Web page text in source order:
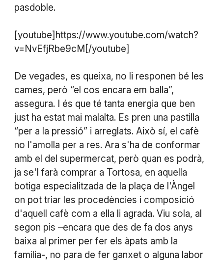
pasdoble.
[youtube]https://www.youtube.com/watch?
v=NvEfjRbe9cM[/youtube]
De vegades, es queixa, no li responen bé les
cames, però “el cos encara em balla”,
assegura. I és que té tanta energia que ben
just ha estat mai malalta. Es pren una pastilla
“per a la pressió” i arreglats. Això sí, el cafè
no l'amolla per a res. Ara s'ha de conformar
amb el del supermercat, però quan es podrà,
ja se'l farà comprar a Tortosa, en aquella
botiga especialitzada de la plaça de l'Àngel
on pot triar les procedències i composició
d'aquell cafè com a ella li agrada. Viu sola, al
segon pis –encara que des de fa dos anys
baixa al primer per fer els àpats amb la
família-, no para de fer ganxet o alguna labor